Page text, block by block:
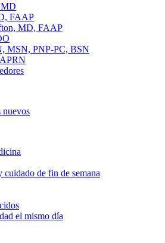
MD
FAAP
MD, FAAP
MSN, PNP-PC, BSN
nuevos
de fin de semana
el mismo día